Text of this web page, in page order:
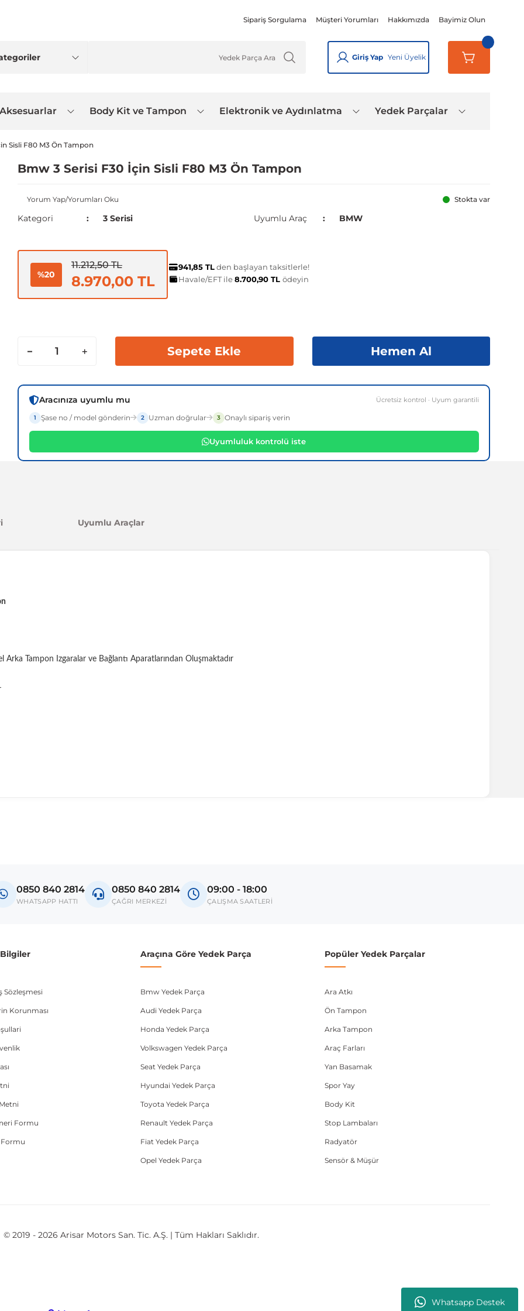
Whatsapp Destek
Sipariş Sorgulama Müşteri Yorumları Hakkımızda Bayimiz Olun
Giriş Yap Yeni Üyelik
Aksesuarlar Body Kit ve Tampon Elektronik ve Aydınlatma Yedek Parçalar
Sisli F80 M3 Ön Tampon
Bmw 3 Serisi F30 İçin Sisli F80 M3 Ön Tampon
Yorum Yap/Yorumları Oku Stokta var
Kategori 3 Serisi Uyumlu Araç BMW
%20
11.212,50 TL
8.970,00 TL
941,85 TLden başlayan taksitlerle!
Havale/EFT ile8.700,90 TL ödeyin
Sepete Ekle Hemen Al
Aracınıza uyumlu mu Ücretsiz kontrol · Uyum garantili
1 Şase no / model gönderin 2 Uzman doğrular 3 Onaylı sipariş verin
Uyumluluk kontrolü iste
Uyumlu Araçlar
Arka Tampon Izgaralar ve Bağlantı Aparatlarından Oluşmaktadır
ve kasa tipleri kullanabilmektedir. Sipariş vermeden önce OEM numarası veya şasi numarası ile uyumluluğu kontrol
0850 840 2814
WHATSAPP HATTI
0850 840 2814
ÇAĞRI MERKEZİ
09:00 - 18:00
ÇALIŞMA SAATLERİ
Sözleşmesi
Korunması
Formu
Formu
Araçına Göre Yedek Parça
Bmw Yedek Parça
Audi Yedek Parça
Honda Yedek Parça
Volkswagen Yedek Parça
Seat Yedek Parça
Hyundai Yedek Parça
Toyota Yedek Parça
Renault Yedek Parça
Fiat Yedek Parça
Opel Yedek Parça
Popüler Yedek Parçalar
Ara Atkı
Ön Tampon
Arka Tampon
Araç Farları
Yan Basamak
Spor Yay
Body Kit
Stop Lambaları
Radyatör
Sensör & Müşür
© 2019 - 2026 Arisar Motors San. Tic. A.Ş. | Tüm Hakları Saklıdır.